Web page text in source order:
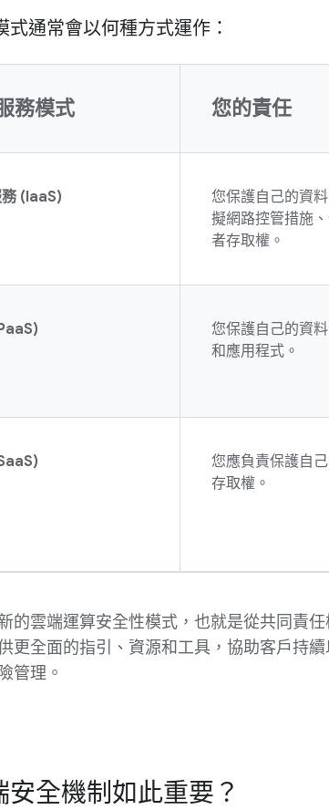
式通常會以何種方式運作：
務模式 您的責任
(IaaS)
您保護自己的資
擬網路控管措施
者存取權。
您保護自己的資
和應用程式。
您應負責保護自
存取權。
的雲端運算安全性模式，也就是從共同責
更全面的指引、資源和工具，協助客戶持
管理。
全機制如此重要？